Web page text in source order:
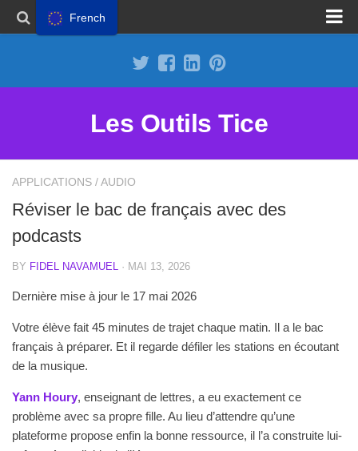
Les Outils Tice
APPLICATIONS /AUDIO
Réviser le bac de français avec des
podcasts
BY FIDEL NAVAMUEL · MAI 13, 2026
Dernière mise à jour le 17 mai 2026
Votre élève fait 45 minutes de trajet chaque matin. Il a le bac
français à préparer. Et il regarde défiler les stations en écoutant
de la musique.
Yann Houry, enseignant de lettres, a eu exactement ce
problème avec sa propre fille. Au lieu d’attendre qu’une
plateforme propose enfin la bonne ressource, il l’a construite lui-
French